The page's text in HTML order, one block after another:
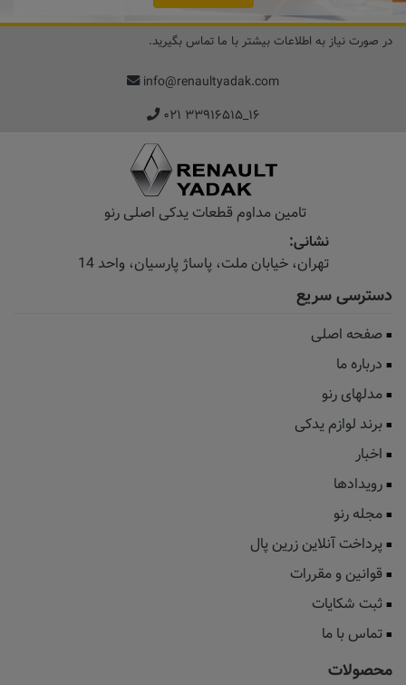
در صورت نیاز به اطلاعات بیشتر با ما تماس بگیرید.
info@renaultyadak.com
۰۲۱ ۳۳۹۱۶۵۱۵_۱۶
تامین مداوم قطعات یدکی اصلی رنو
نشانی:
تهران، خیابان‌ ملت، پاساژ‌ پارسیان، واحد 14
دسترسی سریع
صفحه اصلی
درباره ما
مدلهای رنو
برند لوازم یدکی
اخبار
رویدادها
مجله رنو
پرداخت آنلاین زرین پال
قوانین و مقررات
ثبت شکایات
تماس با ما
محصولات